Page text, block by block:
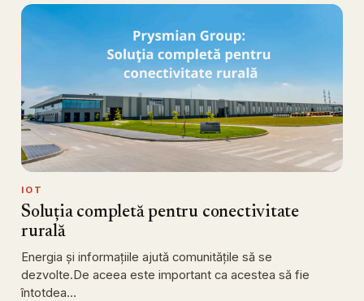
IOT
Soluția completă pentru conectivitate
rurală
Energia și informațiile ajută comunitățile să se
dezvolte.De aceea este important ca acestea să fie
întotdea…